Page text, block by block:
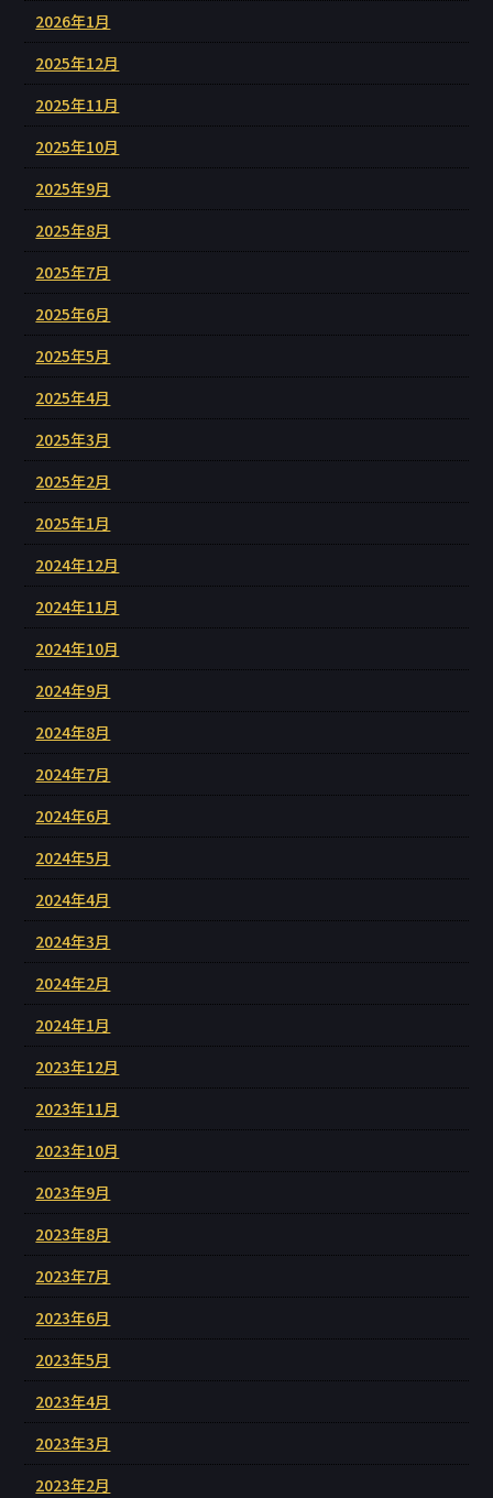
2026年1月
2025年12月
2025年11月
2025年10月
2025年9月
2025年8月
2025年7月
2025年6月
2025年5月
2025年4月
2025年3月
2025年2月
2025年1月
2024年12月
2024年11月
2024年10月
2024年9月
2024年8月
2024年7月
2024年6月
2024年5月
2024年4月
2024年3月
2024年2月
2024年1月
2023年12月
2023年11月
2023年10月
2023年9月
2023年8月
2023年7月
2023年6月
2023年5月
2023年4月
2023年3月
2023年2月